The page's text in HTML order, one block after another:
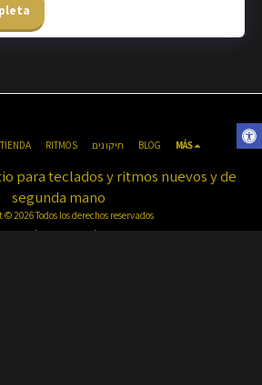
para teclados y ritmos nuevos y de
segunda mano
2026 Todos los derechos reservados
uso|intimidad|accesibilidad
TIENDA RITMOS תיקונים BLOG MÁS